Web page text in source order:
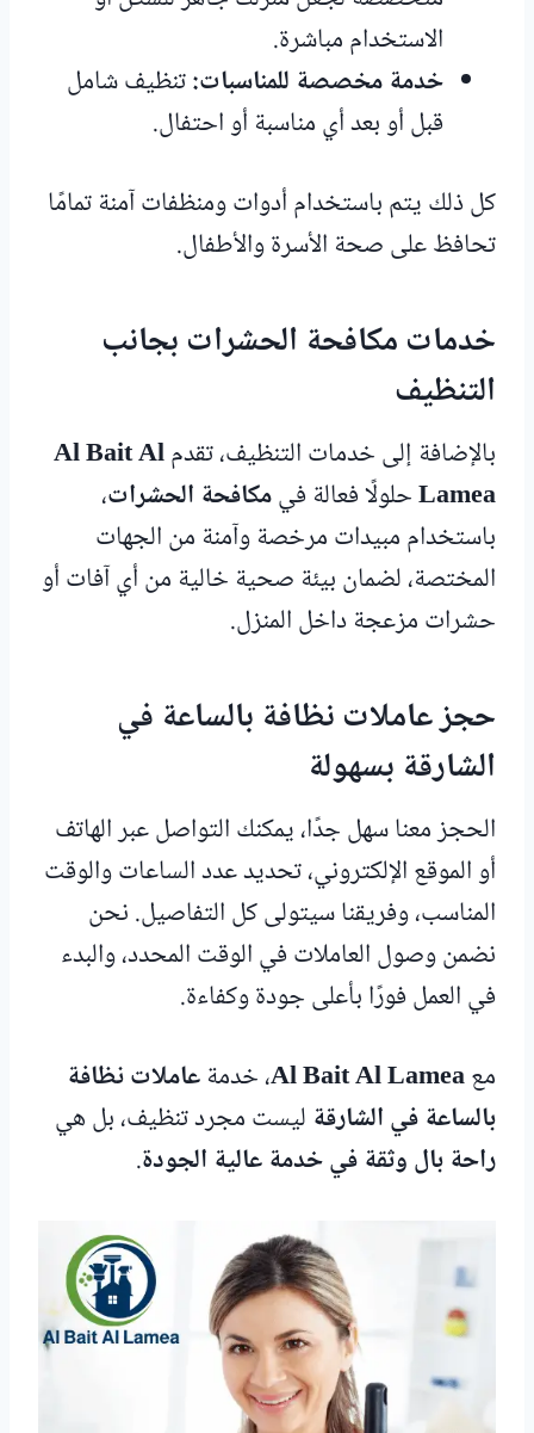
الاستخدام مباشرة.
خدمة مخصصة للمناسبات:تنظيف شامل
قبل أو بعد أي مناسبة أو احتفال.
كل ذلك يتم باستخدام أدوات ومنظفات آمنة تمامًا
تحافظ على صحة الأسرة والأطفال.
خدمات مكافحة الحشرات بجانب
التنظيف
بالإضافة إلى خدمات التنظيف، تقدمAl Bait Al
Lameaحلولًا فعالة فيمكافحة الحشرات،
باستخدام مبيدات مرخصة وآمنة من الجهات
المختصة، لضمان بيئة صحية خالية من أي آفات أو
حشرات مزعجة داخل المنزل.
حجز عاملات نظافة بالساعة في
الشارقة بسهولة
الحجز معنا سهل جدًا، يمكنك التواصل عبر الهاتف
أو الموقع الإلكتروني، تحديد عدد الساعات والوقت
المناسب، وفريقنا سيتولى كل التفاصيل. نحن
نضمن وصول العاملات في الوقت المحدد، والبدء
في العمل فورًا بأعلى جودة وكفاءة.
معAl Bait Al Lamea، خدمةعاملات نظافة
بالساعة في الشارقة ليست مجرد تنظيف، بل هي
راحة بال وثقة في خدمة عالية الجودة.